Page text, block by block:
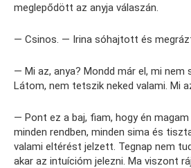
meglepődött az anyja válaszán.
— Csinos. — Irina sóhajtott és
— Mi az, anya? Mondd már el, mi nem
Látom, nem tetszik neked valami. Mi
— Pont ez a baj, fiam, hogy én
minden rendben, minden sima és
valami eltérést jelzett. Tegnap nem
akar az intuícióm jelezni. Ma viszont